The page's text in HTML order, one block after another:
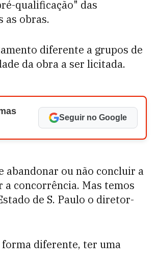
qualificação" das
as obras.
diferente a grupos de
da obra a ser licitada.
Seguir no Google
abandonar ou não concluir a
concorrência. Mas temos
de S. Paulo o diretor-
forma diferente, ter uma